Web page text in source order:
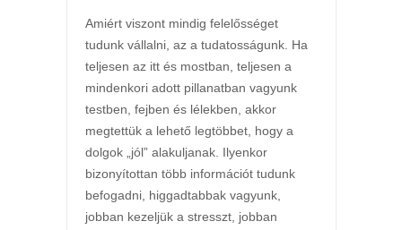
Amiért viszont mindig felelősséget
tudunk vállalni, az a tudatosságunk. Ha
teljesen az itt és mostban, teljesen a
mindenkori adott pillanatban vagyunk
testben, fejben és lélekben, akkor
megtettük a lehető legtöbbet, hogy a
dolgok „jól” alakuljanak. Ilyenkor
bizonyítottan több információt tudunk
befogadni, higgadtabbak vagyunk,
jobban kezeljük a stresszt, jobban